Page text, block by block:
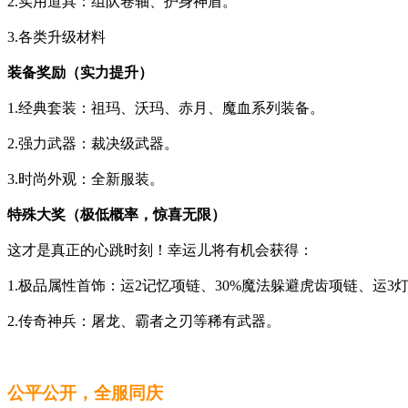
3.各类升级材料
装备奖励（实力提升）
1.经典套装：祖玛、沃玛、赤月、魔血系列装备。
2.强力武器：裁决级武器。
3.时尚外观：全新服装。
特殊大奖（极低概率，惊喜无限）
这才是真正的心跳时刻！幸运儿将有机会获得：
1.极品属性首饰：运2记忆项链、30%魔法躲避虎齿项链、运3灯
2.传奇神兵：屠龙、霸者之刃等稀有武器。
公平公开，全服同庆